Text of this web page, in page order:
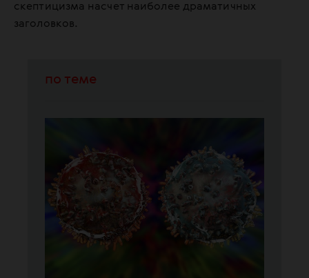
скептицизма насчет наиболее драматичных
заголовков.
по теме